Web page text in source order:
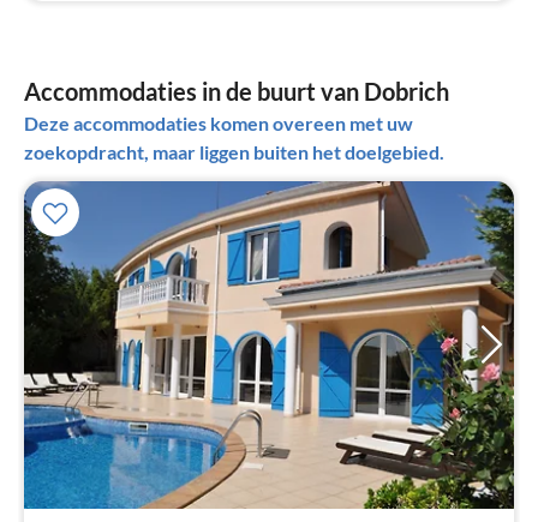
Accommodaties in de buurt van Dobrich
Deze accommodaties komen overeen met uw
zoekopdracht, maar liggen buiten het doelgebied.